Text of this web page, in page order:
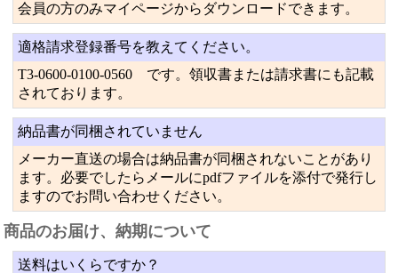
会員の方のみマイページからダウンロードできます。
適格請求登録番号を教えてください。
T3-0600-0100-0560 です。領収書または請求書にも記載
されております。
納品書が同梱されていません
メーカー直送の場合は納品書が同梱されないことがあり
ます。必要でしたらメールにpdfファイルを添付で発行し
ますのでお問い合わせください。
商品のお届け、納期について
送料はいくらですか？